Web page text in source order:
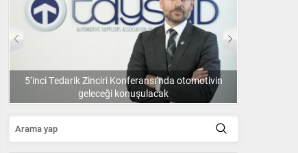
5’inci Tedarik Zinciri Konferansı’nda otomotivin
geleceği konuşulacak